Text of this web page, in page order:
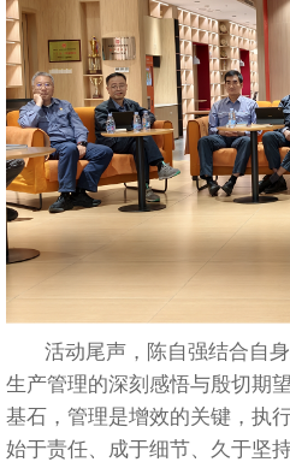
活动尾声，陈自强结合自身
生产管理的深刻感悟与殷切期
基石，管理是增效的关键，执
始于责任、成于细节、久于坚